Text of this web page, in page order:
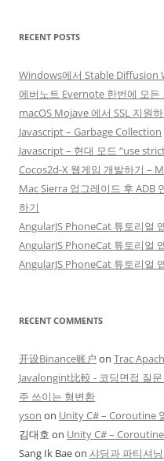
RECENT POSTS
Windows에서 Stable Diffusion
에버노트 Evernote 한번에 모든
macOS Mojave 에서 SSL 지원
Javascript – Garbage Collection
Javascript – 현대 모드 “use
Cocos2d-X 웹게임 개발하기 –
Mac Sierra 업그레이드 후 ADB
하기
AngularJS PhoneCat 튜토리얼
AngularJS PhoneCat 튜토리얼
AngularJS PhoneCat 튜토리얼
RECENT COMMENTS
开设Binance账户 on Trac
Javalongint比較 - 코딩면접 질
주 쓰이는 형변환
yson on Unity C# – Coroutine
김대호 on Unity C# –
Sang Ik Baeon 샤딩과 파티셔